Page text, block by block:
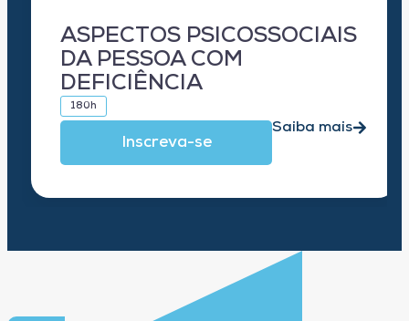
ASPECTOS PSICOSSOCIAIS
DA PESSOA COM
DEFICIÊNCIA
180h
Inscreva-se
Saiba mais